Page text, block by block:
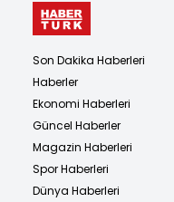
Son Dakika Haberleri
Haberler
Ekonomi Haberleri
Güncel Haberler
Magazin Haberleri
Spor Haberleri
Dünya Haberleri